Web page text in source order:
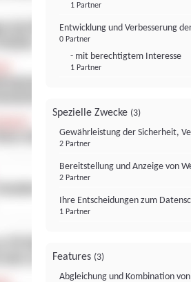
1 Partner
Entwicklung und Verbesserung
0 Partner
- mit berechtigtem Interesse
1 Partner
Spezielle Zwecke (3)
Gewährleistung der Sicherheit,
2 Partner
Bereitstellung und Anzeige von
2 Partner
Ihre Entscheidungen zum
1 Partner
Features (3)
Abgleichung und Kombination